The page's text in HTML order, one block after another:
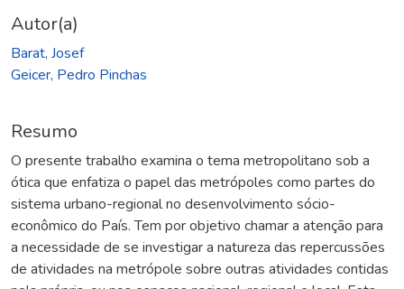
Autor(a)
Barat, Josef
Geicer, Pedro Pinchas
Resumo
O presente trabalho examina o tema metropolitano sob a
ótica que enfatiza o papel das metrópoles como partes do
sistema urbano-regional no desenvolvimento sócio-
econômico do País. Tem por objetivo chamar a atenção para
a necessidade de se investigar a natureza das repercussões
de atividades na metrópole sobre outras atividades contidas